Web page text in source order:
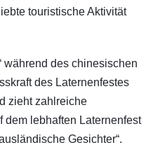
touristische Aktivität
während des chinesischen
des Laternenfestes
zieht zahlreiche
dem lebhaften Laternenfest
Gesichter“.